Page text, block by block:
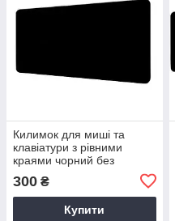
Килимок для миші та
клавіатури з рівними
краями чорний без
300 ₴
Купити